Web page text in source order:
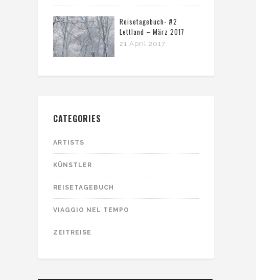
Reisetagebuch- #2
Lettland – März 2017
21 April 2017
CATEGORIES
ARTISTS
KÜNSTLER
REISETAGEBUCH
VIAGGIO NEL TEMPO
ZEITREISE